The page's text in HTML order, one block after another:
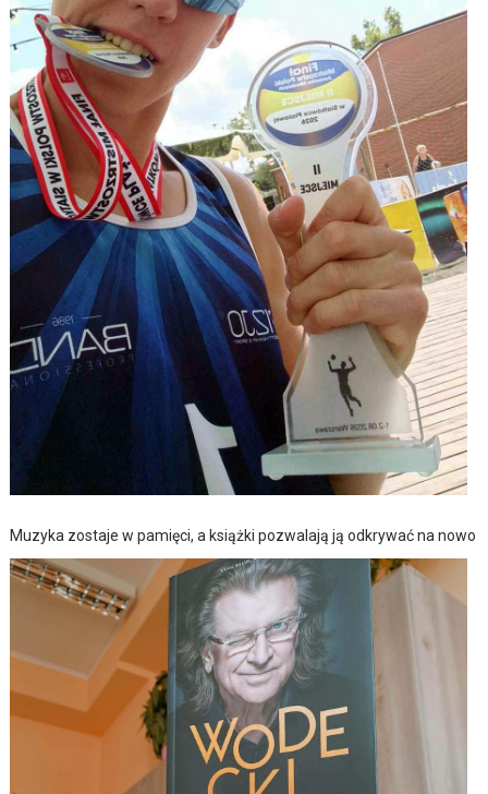
Muzyka zostaje w pamięci, a książki pozwalają ją odkrywać na nowo